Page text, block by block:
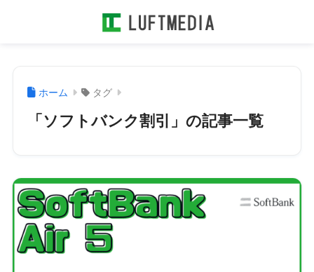
ホーム タグ
「ソフトバンク割引」の記事一覧